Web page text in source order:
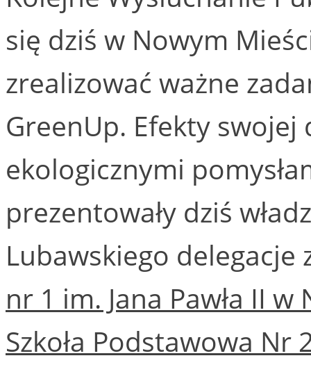
się dziś w Nowym
zrealizować ważne
GreenUp. Efekty
ekologicznymi
prezentowały dziś
Lubawskiego delegacje
nr 1 im. Jana Pawła II
Szkoła Podstawowa Nr